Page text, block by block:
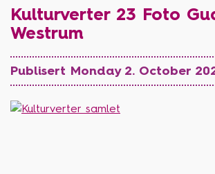
Kulturverter 23 Foto
Westrum
Publisert Monday 2. October